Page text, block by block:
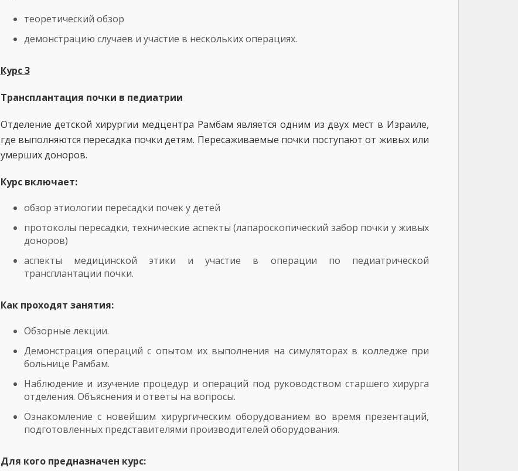
теоретический обзор
демонстрацию случаев и участие в нескольких операциях.
Курс 3
Трансплантация почки в педиатрии
Отделение детской хирургии медцентра Рамбам является одним из двух мест в Израиле,
где выполняются пересадка почки детям. Пересаживаемые почки поступают от живых или
умерших доноров.
Курс включает:
обзор этиологии пересадки почек у детей
протоколы пересадки, технические аспекты (лапароскопический забор почки у живых
доноров)
аспекты медицинской этики и участие в операции по педиатрической
трансплантации почки.
Как проходят занятия:
Обзорные лекции.
Демонстрация операций с опытом их выполнения на симуляторах в колледже при
больнице Рамбам.
Наблюдение и изучение процедур и операций под руководством старшего хирурга
отделения. Объяснения и ответы на вопросы.
Ознакомление с новейшим хирургическим оборудованием во время презентаций,
подготовленных представителями производителей оборудования.
Для кого предназначен курс: